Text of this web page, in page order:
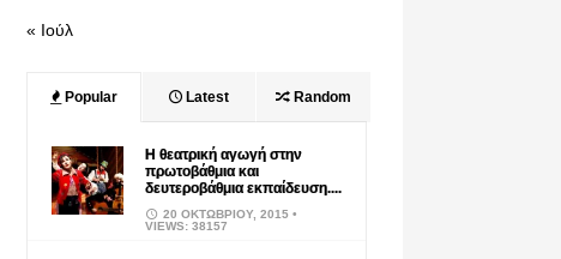
« Ιούλ
Popular Latest Random
Η θεατρική αγωγή στην
πρωτοβάθμια και
δευτεροβάθμια εκπαίδευση....
20 ΟΚΤΩΒΡΊΟΥ, 2015 •
VIEWS: 38157